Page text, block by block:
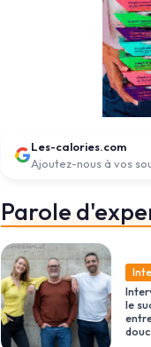
Les-calories.com
Ajoutez-nous à vos
Parole
le